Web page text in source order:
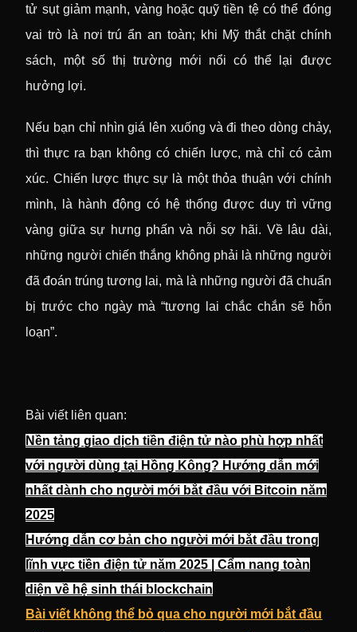
tử sụt giảm mạnh, vàng hoặc quỹ tiền tệ có thể đóng
vai trò là nơi trú ẩn an toàn; khi Mỹ thắt chặt chính
sách, một số thị trường mới nổi có thể lại được
hưởng lợi.
Nếu bạn chỉ nhìn giá lên xuống và đi theo dòng chảy,
thì thực ra bạn không có chiến lược, mà chỉ có cảm
xúc. Chiến lược thực sự là một thỏa thuận với chính
mình, là hành động có hệ thống được duy trì vững
vàng giữa sự hưng phấn và nỗi sợ hãi. Về lâu dài,
những người chiến thắng không phải là những người
đã đoán trúng tương lai, mà là những người đã chuẩn
bị trước cho ngày mà “tương lai chắc chắn sẽ hỗn
loạn”.
Bài viết liên quan:
Nền tảng giao dịch tiền điện tử nào phù hợp nhất
với người dùng tại Hồng Kông? Hướng dẫn mới
nhất dành cho người mới bắt đầu với Bitcoin năm
2025
Hướng dẫn cơ bản cho người mới bắt đầu trong
lĩnh vực tiền điện tử năm 2025 | Cẩm nang toàn
diện về hệ sinh thái blockchain
Bài viết không thể bỏ qua cho người mới bắt đầu